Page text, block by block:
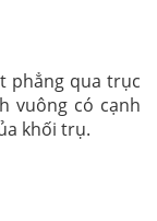
phẳng qua trục
vuông có cạnh
khối trụ.